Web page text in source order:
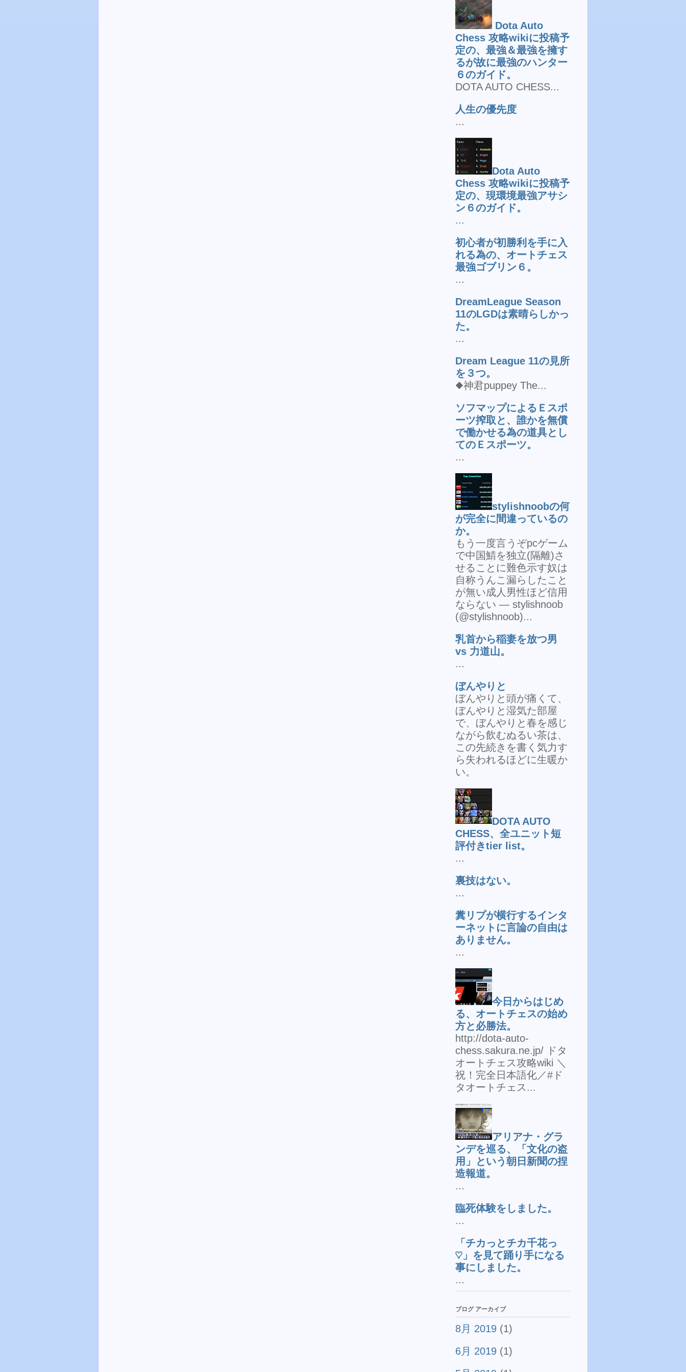
Dota Auto
Chess 攻略wikiに投稿予
定の、最強＆最強を擁す
るが故に最強のハンター
６のガイド。
DOTA AUTO CHESS...
人生の優先度
...
Dota Auto
Chess 攻略wikiに投稿予
定の、現環境最強アサシ
ン６のガイド。
...
初心者が初勝利を手に入
れる為の、オートチェス
最強ゴブリン６。
...
DreamLeague Season
11のLGDは素晴らしかっ
た。
...
Dream League 11の見所
を３つ。
◆神君puppey The...
ソフマップによるＥスポ
ーツ搾取と、誰かを無償
で働かせる為の道具とし
てのＥスポーツ。
...
stylishnoobの何
が完全に間違っているの
か。
もう一度言うぞpcゲーム
で中国鯖を独立(隔離)さ
せることに難色示す奴は
自称うんこ漏らしたこと
が無い成人男性ほど信用
ならない — stylishnoob
(@stylishnoob)...
乳首から稲妻を放つ男
vs 力道山。
...
ぼんやりと
ぼんやりと頭が痛くて、
ぼんやりと湿気た部屋
で、ぼんやりと春を感じ
ながら飲むぬるい茶は、
この先続きを書く気力す
ら失われるほどに生暖か
い。
DOTA AUTO
CHESS、全ユニット短
評付きtier list。
...
裏技はない。
...
糞リプが横行するインタ
ーネットに言論の自由は
ありません。
...
今日からはじめ
る、オートチェスの始め
方と必勝法。
http://dota-auto-
chess.sakura.ne.jp/ ドタ
オートチェス攻略wiki ＼
祝！完全日本語化／#ド
タオートチェス...
アリアナ・グラ
ンデを巡る、「文化の盗
用」という朝日新聞の捏
造報道。
...
臨死体験をしました。
...
「チカっとチカ千花っ
♡」を見て踊り手になる
事にしました。
...
ブログ アーカイブ
8月 2019 (1)
6月 2019 (1)